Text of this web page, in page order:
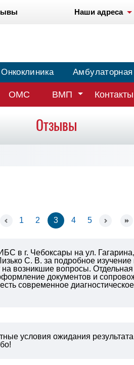
Наши адреса
Онкоклиника Амбулаторная
ОМС ВМП Контакты
Отзывы
1 2 3 4 5
в г. Чебоксары на ул.
С. В. за подробное
на возникшие вопросы.
документов и
современное
условия ожидания